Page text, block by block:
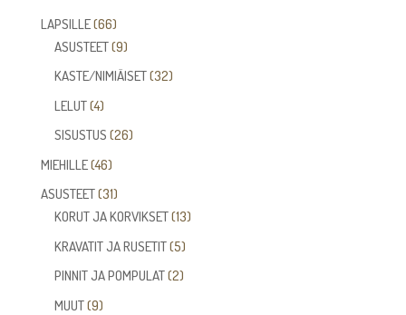
tuotetta
LAPSILLE 6666
tuotetta
ASUSTEET 99
tuotetta
KASTE/NIMIÄISET 3232
LELUT 44
tuotetta
SISUSTUS 2626
MIEHILLE 4646
tuotetta
ASUSTEET 3131
tuotetta
KORUT JA KORVIKSET 1313
KRAVATIT JA RUSETIT 55
tuotetta
PINNIT JA POMPULAT 22
MUUT 99